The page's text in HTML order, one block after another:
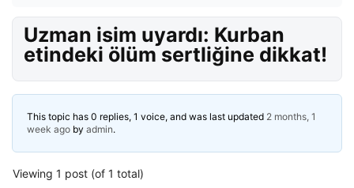
Uzman isim uyardı: Kurban
etindeki ölüm sertliğine dikkat!
This topic has 0 replies, 1 voice, and was last updated 2 months, 1
week ago by admin.
Viewing 1 post (of 1 total)